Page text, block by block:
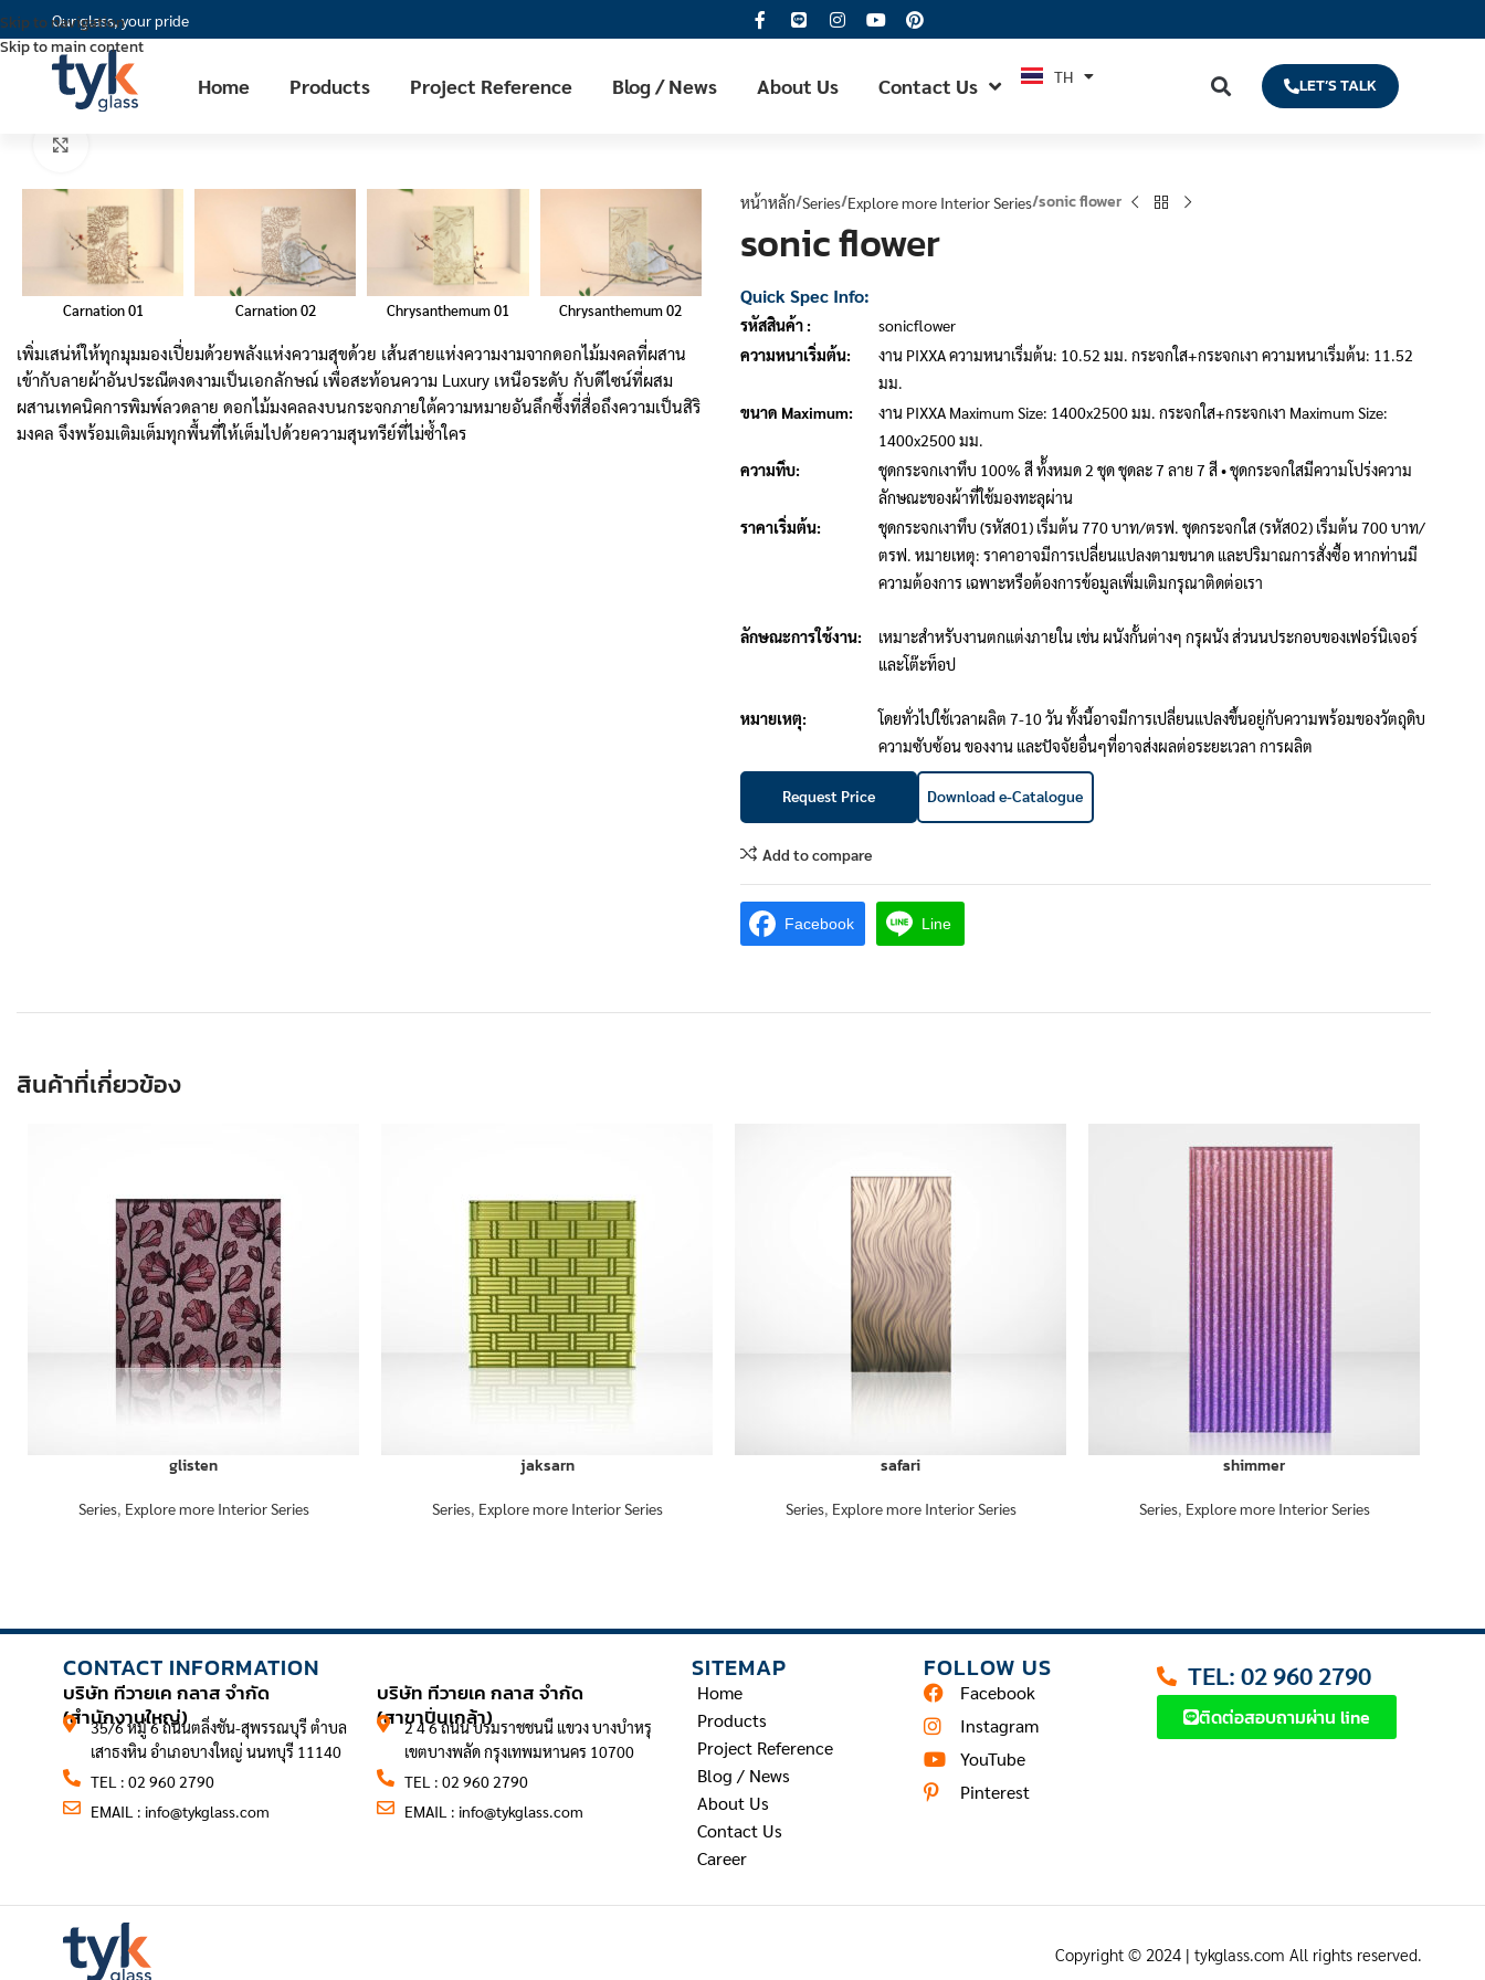
Skip to navigation
Skip to main content
Our glass, your pride
Home Products Project Reference Blog / News About Us Contact Us TH
EN LET’S TALK
Carnation 01 Carnation 02 Chrysanthemum 01 Chrysanthemum 02 Lily 01
เพิ่มเสน่ห์ให้ทุกมุมมองเปี่ยมด้วยพลังแห่งความสุขด้วย เส้นสายแห่งความงามจากดอกไม้มงคลที่ผสาน
เข้ากับลายผ้าอันประณีตงดงามเป็นเอกลักษณ์ เพื่อสะท้อนความ Luxury เหนือระดับ กับดีไซน์ที่ผสม
ผสานเทคนิคการพิมพ์ลวดลาย ดอกไม้มงคลลงบนกระจกภายใต้ความหมายอันลึกซึ้งที่สื่อถึงความเป็นสิริ
มงคล จึงพร้อมเติมเต็มทุกพื้นที่ให้เต็มไปด้วยความสุนทรีย์ที่ไม่ซ้ำใคร
หน้าหลัก Series Explore more Interior Series sonic flower
sonic flower
Quick Spec Info:
รหัสสินค้า :
sonicflower
ความหนาเริ่มต้น:
งาน PIXXA ความหนาเริ่มต้น: 10.52 มม. กระจกใส+กระจกเงา ความหนาเริ่มต้น: 11.52
มม.
ขนาด Maximum:
งาน PIXXA Maximum Size: 1400x2500 มม. กระจกใส+กระจกเงา Maximum Size:
1400x2500 มม.
ความทึบ:
ชุดกระจกเงาทึบ 100% สี ท้ังหมด 2 ชุด ชุดละ 7 ลาย 7 สี • ชุดกระจกใสมีความโปร่งความ
ลักษณะของผ้าที่ใช้มองทะลุผ่าน
ราคาเริ่มต้น:
ชุดกระจกเงาทึบ (รหัส01) เริ่มต้น 770 บาท/ตรฟ. ชุดกระจกใส (รหัส02) เริ่มต้น 700 บาท/
ตรฟ. หมายเหตุ: ราคาอาจมีการเปลี่ยนแปลงตามขนาด และปริมาณการสั่งซื้อ หากท่านมี
ความต้องการ เฉพาะหรือต้องการข้อมูลเพิ่มเติมกรุณาติดต่อเรา
ลักษณะการใช้งาน:
เหมาะสําหรับงานตกแต่งภายใน เช่น ผนังกั้นต่างๆ กรุผนัง ส่วนนประกอบของเฟอร์นิเจอร์
และโต๊ะท็อป
หมายเหตุ:
โดยทั่วไปใช้เวลาผลิต 7-10 วัน ทั้งนี้อาจมีการเปลี่ยนแปลงขึ้นอยู่กับความพร้อมของวัตถุดิบ
ความซับซ้อน ของงาน และปัจจัยอื่นๆที่อาจส่งผลต่อระยะเวลา การผลิต
Request Price Download e-Catalogue
Add to compare
Facebook Line
สินค้าที่เกี่ยวข้อง
glisten
Series, Explore more Interior Series
jaksarn
Series, Explore more Interior Series
safari
Series, Explore more Interior Series
shimmer
Series, Explore more Interior Series
CONTACT INFORMATION
บริษัท ทีวายเค กลาส จำกัด
(สำนักงานใหญ่)
35/6 หมู่ 6 ถนนตลิ่งชัน-สุพรรณบุรี ตำบล
เสาธงหิน อำเภอบางใหญ่ นนทบุรี 11140
TEL : 02 960 2790
EMAIL : info@tykglass.com
บริษัท ทีวายเค กลาส จำกัด
(สาขาปิ่นเกล้า)
2 4 6 ถนน บรมราชชนนี แขวง บางบำหรุ
เขตบางพลัด กรุงเทพมหานคร 10700
TEL : 02 960 2790
EMAIL : info@tykglass.com
SITEMAP
Home
Products
Project Reference
Blog / News
About Us
Contact Us
Career
FOLLOW US
Facebook
Instagram
YouTube
Pinterest
TEL: 02 960 2790
ติดต่อสอบถามผ่าน line
Copyright © 2024 | tykglass.com All rights reserved.